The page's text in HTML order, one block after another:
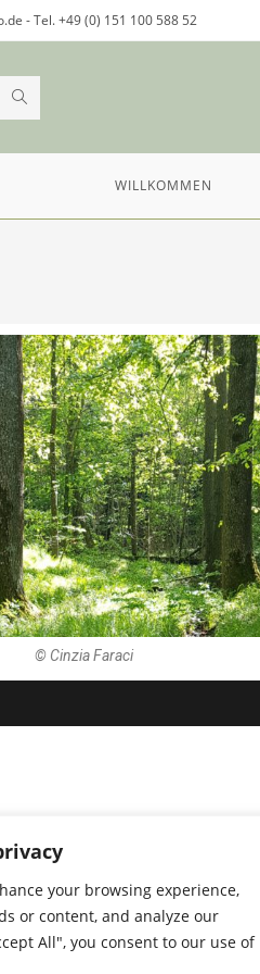
your browsing experience,
or content, and analyze our
All", you consent to our use of
- Tel. +49 (0) 151 100 588 52
WILLKOMMEN
© Cinzia Faraci